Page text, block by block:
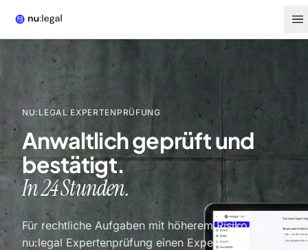
NU:LEGAL EXPERTENPRÜFUNG
Anwaltlich geprüft und
bestätigt.
In 24 Stunden.
Für rechtliche Aufgaben mit höherem Risiko stellt
nu:legal Expertenprüfung einen Experten für